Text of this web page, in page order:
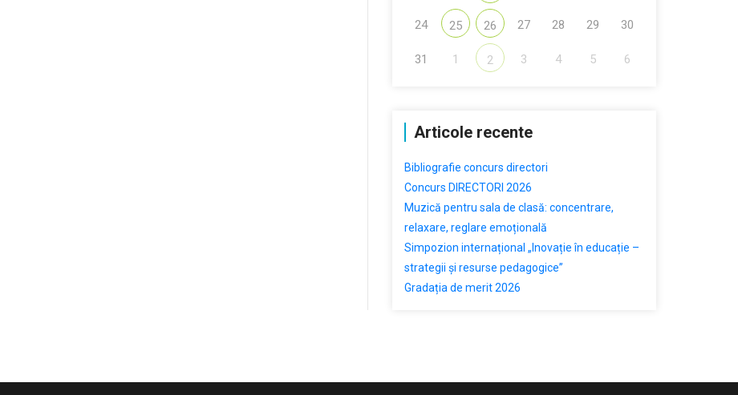
24 25 26 27 28 29 30
31 1 2 3 4 5 6
Articole recente
Bibliografie concurs directori
Concurs DIRECTORI 2026
Muzică pentru sala de clasă: concentrare,
relaxare, reglare emoțională
Simpozion internațional „Inovație în educație –
strategii și resurse pedagogice”
Gradația de merit 2026